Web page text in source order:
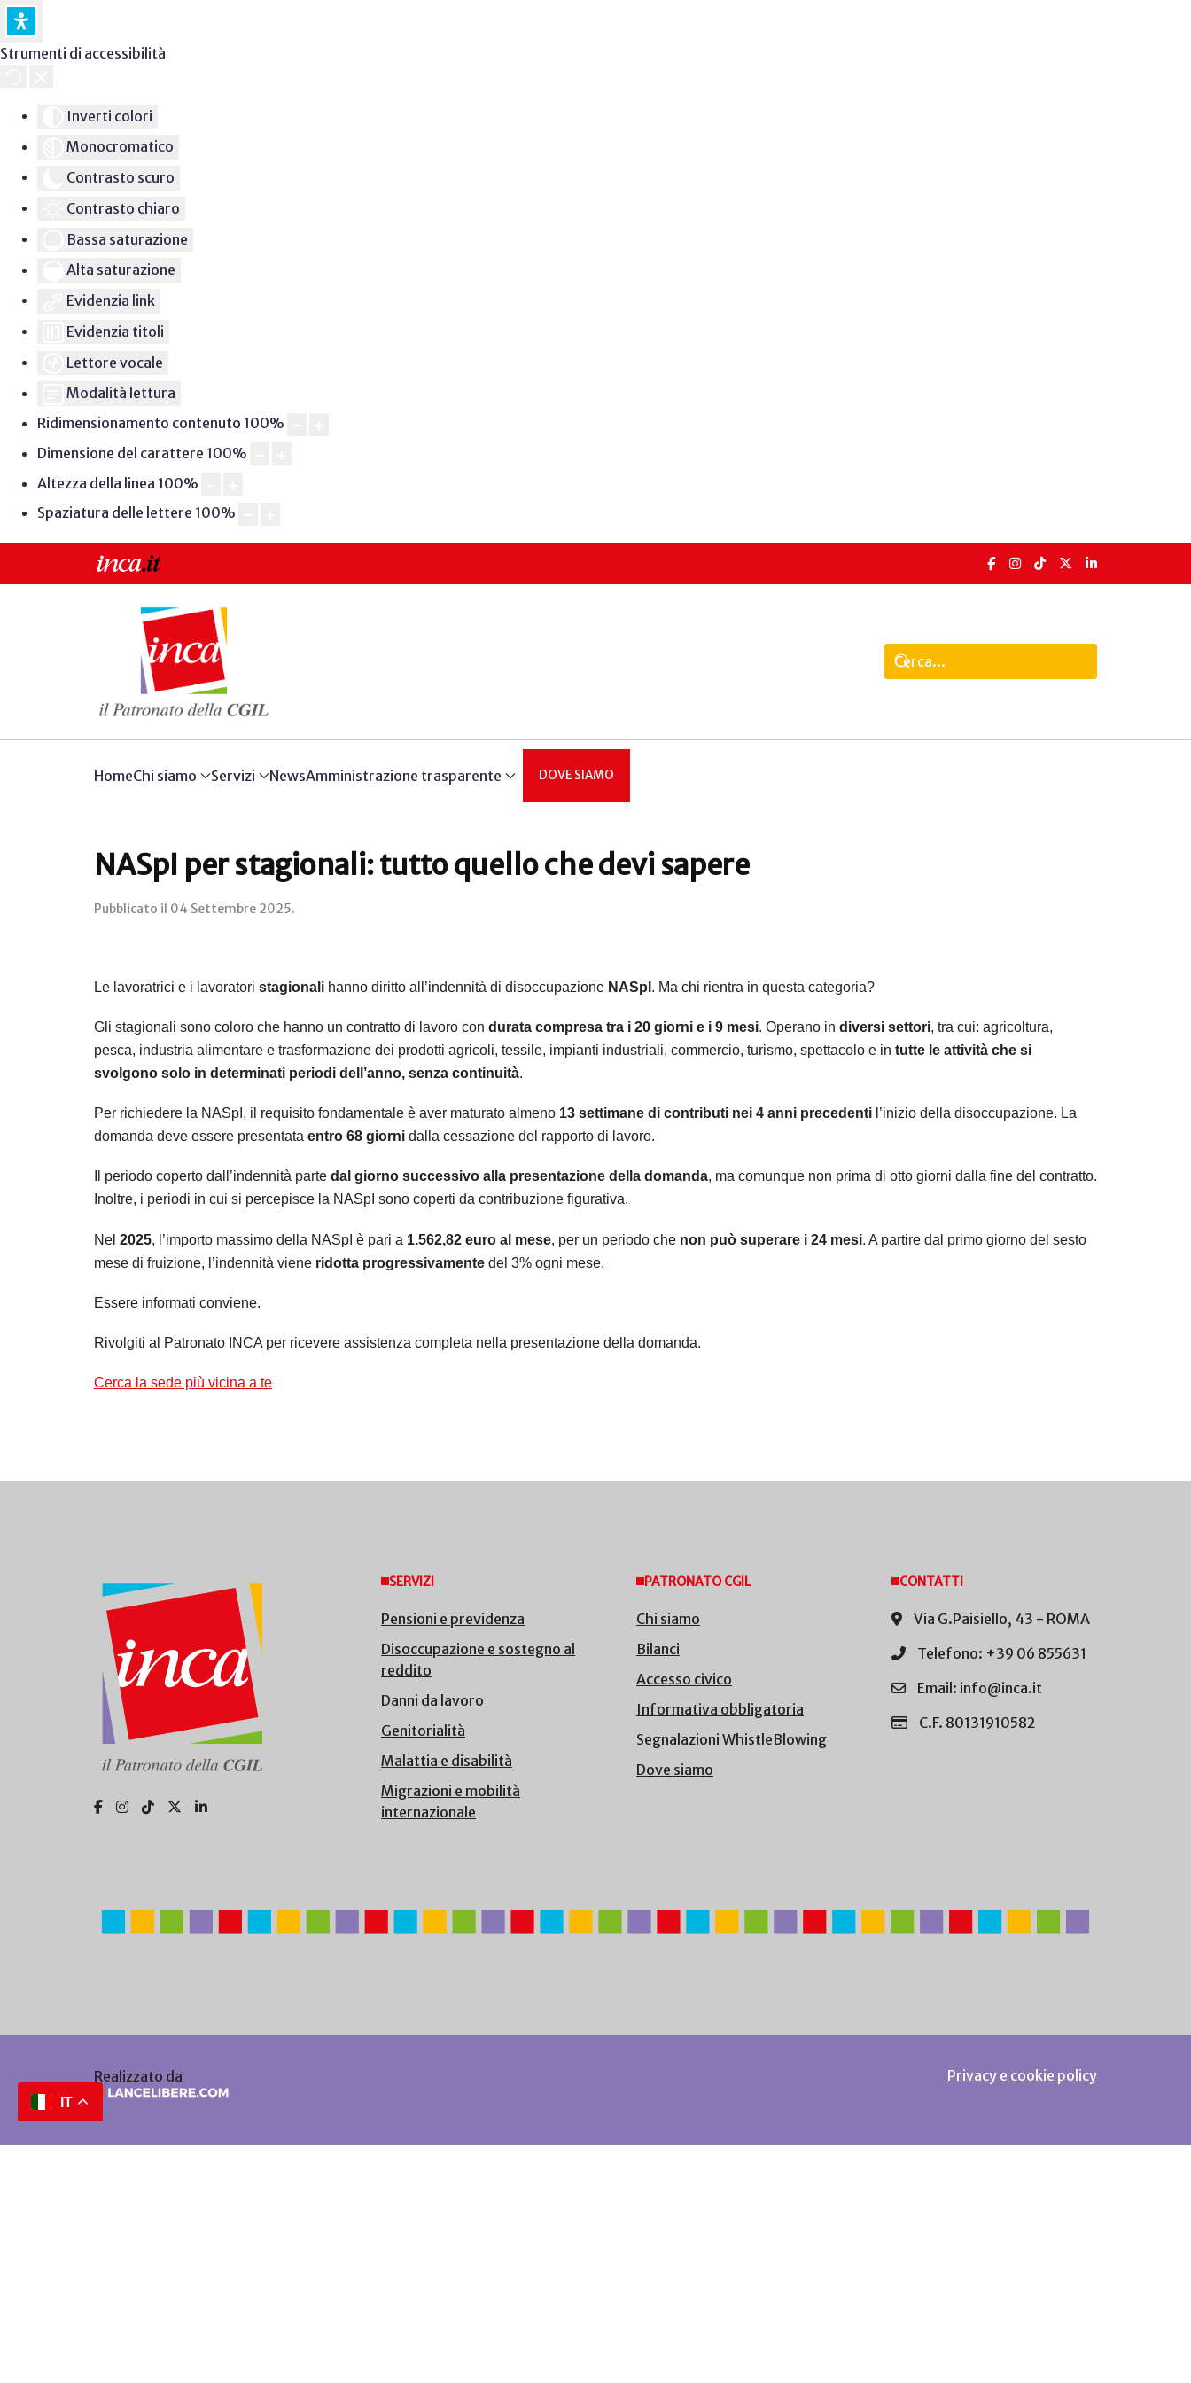
Strumenti di accessibilità
Inverti colori
Monocromatico
Contrasto scuro
Contrasto chiaro
Bassa saturazione
Alta saturazione
Evidenzia link
Evidenzia titoli
Lettore vocale
Modalità lettura
Ridimensionamento contenuto 100%
Dimensione del carattere 100%
Altezza della linea 100%
Spaziatura delle lettere 100%
HomeChi siamo Servizi NewsAmministrazione trasparente DOVE SIAMO
NASpI per stagionali: tutto quello che devi sapere
Pubblicato il 04 Settembre 2025.
Le lavoratrici e i lavoratori stagionali hanno diritto all’indennità di disoccupazione NASpI . Ma chi rientra in questa categoria?
Gli stagionali sono coloro che hanno un contratto di lavoro con durata compresa tra i 20 giorni e i 9 mesi. Operano in diversi settori, tra cui: agricoltura,
pesca, industria alimentare e trasformazione dei prodotti agricoli, tessile, impianti industriali, commercio, turismo, spettacolo e in tutte le attività che si
svolgono solo in determinati periodi dell’anno, senza continuità.
Per richiedere la NASpI, il requisito fondamentale è aver maturato almeno 13 settimane di contributi nei 4 anni precedenti l’inizio della disoccupazione. La
domanda deve essere presentata entro 68 giorni dalla cessazione del rapporto di lavoro.
Il periodo coperto dall’indennità parte dal giorno successivo alla presentazione della domanda, ma comunque non prima di otto giorni dalla fine del contratto.
Inoltre, i periodi in cui si percepisce la NASpI sono coperti da contribuzione figurativa.
Nel 2025, l’importo massimo della NASpI è pari a 1.562,82 euro al mese, per un periodo che non può superare i 24 mesi. A partire dal primo giorno del sesto
mese di fruizione, l’indennità viene ridotta progressivamente del 3% ogni mese.
Essere informati conviene.
Rivolgiti al Patronato INCA per ricevere assistenza completa nella presentazione della domanda.
Cerca la sede più vicina a te
SERVIZI
Pensioni e previdenza
Disoccupazione e sostegno al
reddito
Danni da lavoro
Genitorialità
Malattia e disabilità
Migrazioni e mobilità
internazionale
PATRONATO CGIL
Chi siamo
Bilanci
Accesso civico
Informativa obbligatoria
Segnalazioni WhistleBlowing
Dove siamo
CONTATTI
Via G.Paisiello, 43 - ROMA
Telefono: +39 06 855631
Email: info@inca.it
C.F. 80131910582
Realizzato da Privacy e cookie policy
IT